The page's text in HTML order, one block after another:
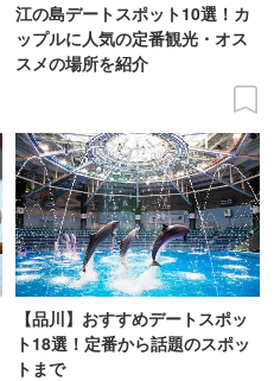
江の島デートスポット10選！カ
ップルに人気の定番観光・オス
スメの場所を紹介
【品川】おすすめデートスポッ
ト18選！定番から話題のスポッ
トまで